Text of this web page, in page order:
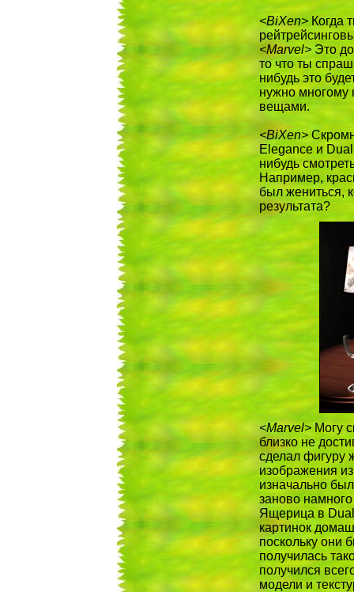
<BiXen>Когда
<Marvel>Это
то что ты
нибудь это
нужно многому
вещами.
<BiXen>
Elegance и
нибудь
Например,
был жениться,
результата?
<Marvel>Могу
близко не
сделал фигуру
изображения
изначально
заново
Ящерица в
картинок
поскольку они
получилась
получился
модели и